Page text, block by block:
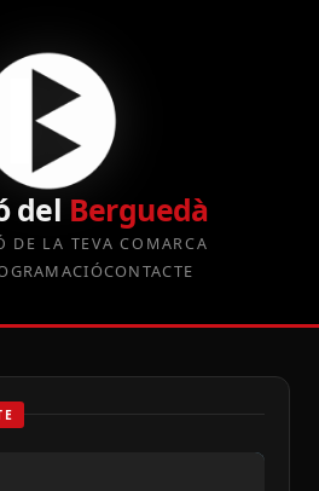
del Berguedà
DE LA TEVA COMARCA
CONTACTE